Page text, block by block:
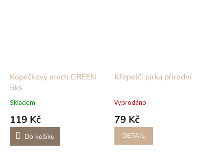
Kopečkový mech GREEN
5ks
Skladem
119 Kč
Do košíku
Křepelčí pírka přírodní
Vyprodáno
79 Kč
DETAIL